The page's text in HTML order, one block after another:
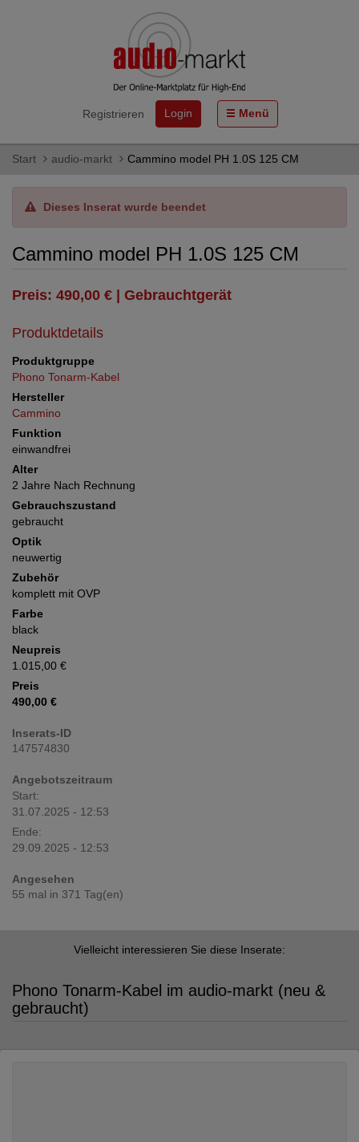
Registrieren Login Menü
Start audio-markt Cammino model PH 1.0S 125 CM
Dieses Inserat wurde beendet
Cammino model PH 1.0S 125 CM
Preis: 490,00 € | Gebrauchtgerät
Produktdetails
Produktgruppe
Phono Tonarm-Kabel
Hersteller
Cammino
Funktion
einwandfrei
Alter
2 Jahre Nach Rechnung
Gebrauchszustand
gebraucht
Optik
neuwertig
Zubehör
komplett mit OVP
Farbe
black
Neupreis
1.015,00 €
Preis
490,00 €
Inserats-ID
147574830
Angebotszeitraum
Start:
31.07.2025 - 12:53
Ende:
29.09.2025 - 12:53
Angesehen
55 mal in 371 Tag(en)
Vielleicht interessieren Sie diese Inserate:
Phono Tonarm-Kabel im audio-markt (neu &
gebraucht)